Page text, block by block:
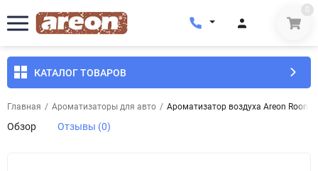
0
КАТАЛОГ ТОВАРОВ
Главная / Ароматизаторы для авто / Ароматизатор воздуха Areon Room
Обзор Отзывы (0)